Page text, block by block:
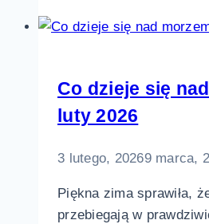
Co dzieje się
luty 2026
3 lutego, 20269 marca,
Piękna zima sprawiła,
przebiegają w